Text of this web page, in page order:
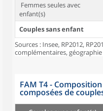
Femmes seules avec
enfant(s)
Couples sans enfant
Sources : Insee, RP2012,
complémentaires,
FAM T4 -
composées de